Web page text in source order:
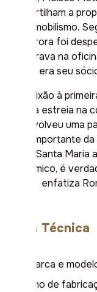
compartilham a
antigomobilismo.
de outrora foi
manobrava na
seu pai era seu
“Foi paixão à
fez sua estreia na
desenvolveu uma
parte importante
desde Santa Maria
econômico, é
preço”, enfatiza
Ficha Técnica
Marca e
Ano de